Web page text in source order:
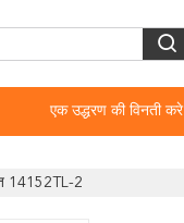
एक उद्धरण की विनती करे
14152TL-2